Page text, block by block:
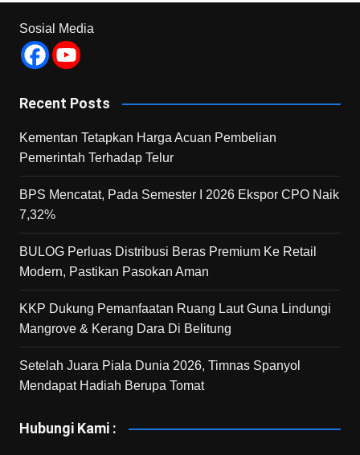
Sosial Media
Recent Posts
Kementan Tetapkan Harga Acuan Pembelian
Pemerintah Terhadap Telur
BPS Mencatat, Pada Semester I 2026 Ekspor CPO Naik
7,32%
BULOG Perluas Distribusi Beras Premium Ke Retail
Modern, Pastikan Pasokan Aman
KKP Dukung Pemanfaatan Ruang Laut Guna Lindungi
Mangrove & Kerang Dara Di Belitung
Setelah Juara Piala Dunia 2026, Timnas Spanyol
Mendapat Hadiah Berupa Tomat
Hubungi Kami :